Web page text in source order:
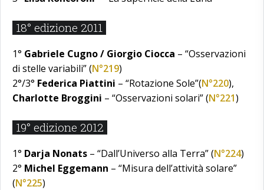
18° edizione 2011
1° Gabriele Cugno / Giorgio Ciocca – “Osservazioni
di stelle variabili” (N°219)
2°/3° Federica Piattini – “Rotazione Sole”(N°220),
Charlotte Broggini – “Osservazioni solari” (N°221)
19° edizione 2012
1° Darja Nonats – “Dall’Universo alla Terra” (N°224)
2° Michel Eggemann – “Misura dell’attività solare”
(N°225)